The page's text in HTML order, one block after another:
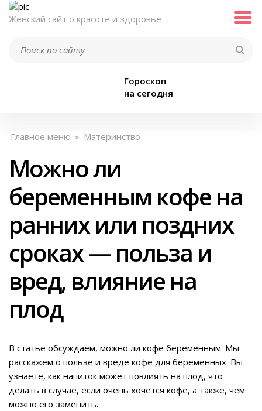
Женский сайт о красоте и здоровье
Гороскоп
на сегодня
Главное меню » Материнство
Можно ли
беременным кофе на
ранних или поздних
сроках — польза и
вред, влияние на
плод
В статье обсуждаем, можно ли кофе беременным. Мы
расскажем о пользе и вреде кофе для беременных. Вы
узнаете, как напиток может повлиять на плод, что
делать в случае, если очень хочется кофе, а также, чем
можно его заменить.